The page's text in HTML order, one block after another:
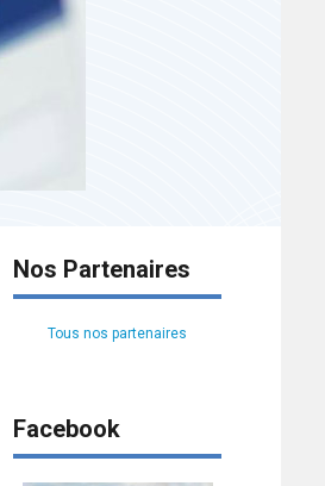
Nos Partenaires
Tous nos partenaires
Facebook